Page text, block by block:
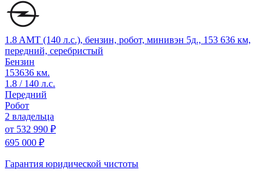
1.8 AMT (140 л.с.), бензин, робот, минивэн 5д., 153 636 км,
передний, серебристый
Бензин
153636 км.
1.8 / 140 л.с.
Передний
Робот
2 владельца
от 532 990 ₽
695 000 ₽
Гарантия юридической чистоты